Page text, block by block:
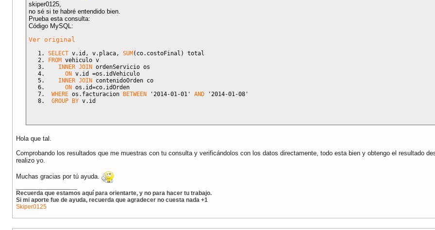
skiper0125,
no sé si te habré entendido bien.
Prueba esta consulta:
Código MySQL:
Ver original
SELECT v.id , v.placa , SUM( co.costoFinal )
total
FROM vehiculo v
INNER JOIN ordenServicio os
ON v.id =os.idVehiculo
INNER JOIN contenidoOrden co
ON os.id=co.idOrden
WHERE os.facturacion BETWEEN '2014-01-01' AND
'2014-01-08'
GROUP BY v.id
Hola que tal.
Comprobando los resultados que me muestras con tu consulta y verificándolos con los datos directamente, todo esta bien y obtengo el resultado
realizo yo.
Muchas gracias por tú ayuda.
Recuerda que estamos aquí para orientarte, y no para hacer tu trabajo.
Si mi aporte fue de ayuda, recuerda que agradecer no cuesta nada +1
Skiper0125